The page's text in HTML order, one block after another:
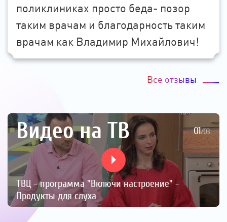
поликлиниках просто беда- позор
таким врачам и благодарность таким
врачам как Владимир Михайлович!
Все отзывы
Видео на ТВ 01/03
ТВЦ - программа "Включи настроение" -
Продукты для слуха